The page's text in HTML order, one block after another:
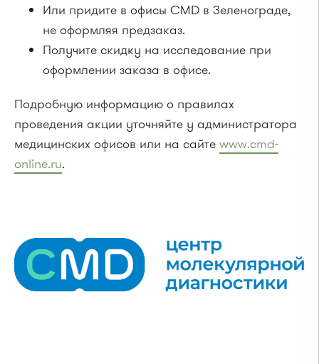
Или придите в офисы CMD в Зеленограде,
не оформляя предзаказ.
Получите скидку на исследование при
оформлении заказа в офисе.
Подробную информацию о правилах
проведения акции уточняйте у администратора
медицинских офисов или на сайте www.cmd-
online.ru.